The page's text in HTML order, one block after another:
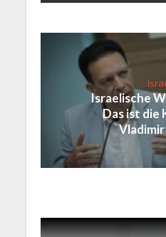
Israelische
Das ist die